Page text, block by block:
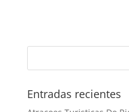
Entradas recientes